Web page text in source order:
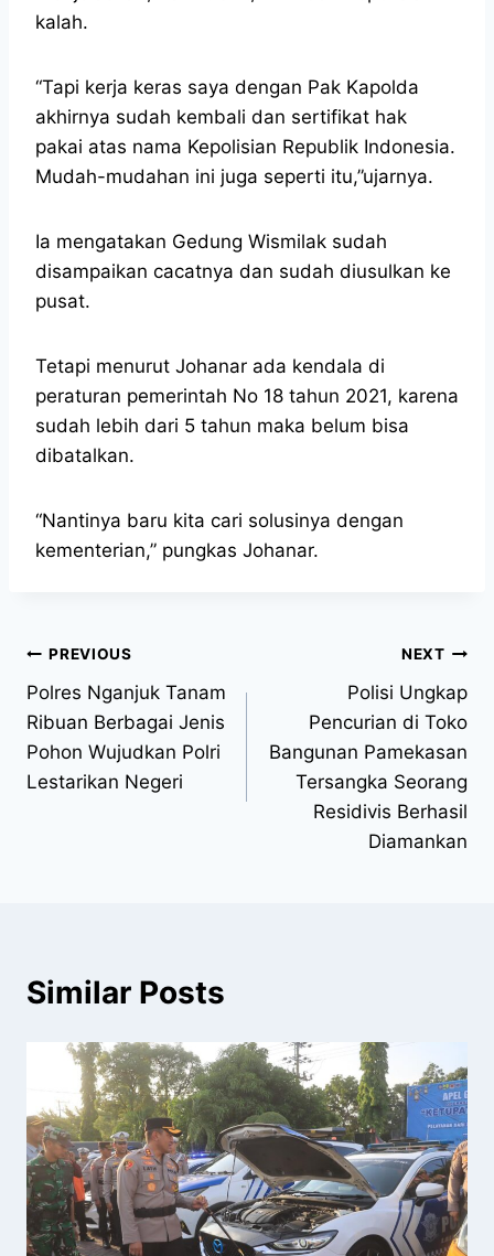
kalah.
“Tapi kerja keras saya dengan Pak Kapolda
akhirnya sudah kembali dan sertifikat hak
pakai atas nama Kepolisian Republik Indonesia.
Mudah-mudahan ini juga seperti itu,”ujarnya.
Ia mengatakan Gedung Wismilak sudah
disampaikan cacatnya dan sudah diusulkan ke
pusat.
Tetapi menurut Johanar ada kendala di
peraturan pemerintah No 18 tahun 2021, karena
sudah lebih dari 5 tahun maka belum bisa
dibatalkan.
“Nantinya baru kita cari solusinya dengan
kementerian,” pungkas Johanar.
PREVIOUS
Polres Nganjuk Tanam
Ribuan Berbagai Jenis
Pohon Wujudkan Polri
Lestarikan Negeri
NEXT
Polisi Ungkap
Pencurian di Toko
Bangunan Pamekasan
Tersangka Seorang
Residivis Berhasil
Diamankan
Similar Posts